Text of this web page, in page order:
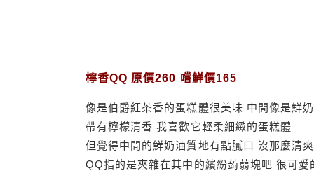
檸香QQ 原價260 嚐鮮價165
像是伯爵紅茶香的蛋糕體很美味 中間像是鮮
帶有檸檬清香 我喜歡它輕柔細緻的蛋糕體
但覺得中間的鮮奶油質地有點膩口 沒那麼清
QQ指的是夾雜在其中的繽紛蒟蒻塊吧 很可愛